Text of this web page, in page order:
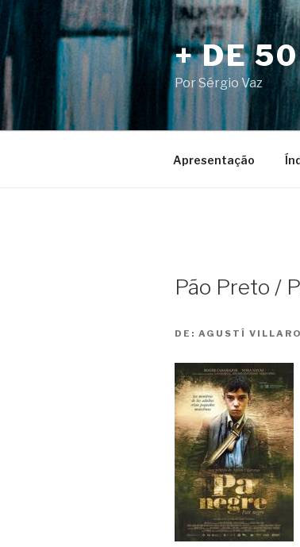
para
o
conteúdo
+ DE
Por Sérgio Vaz
Apresentação
Pão Preto /
DE: AGUSTÍ